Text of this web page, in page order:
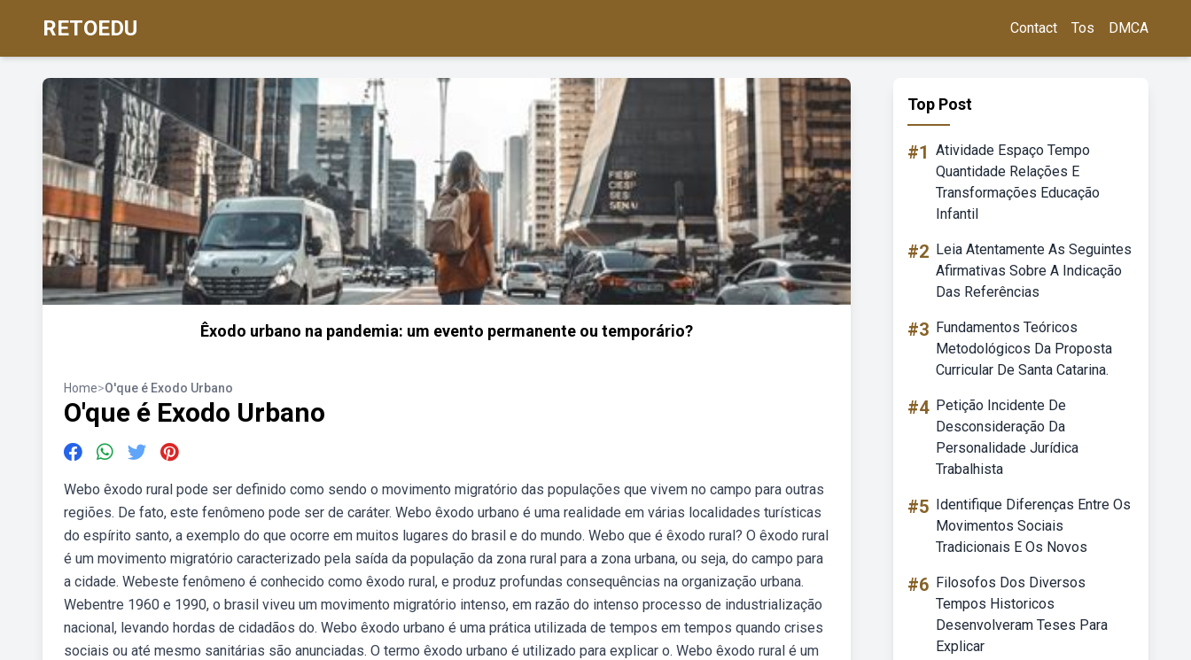
RETOEDU Contact Tos DMCA
Êxodo urbano na pandemia: um evento permanente ou temporário?
Home>O'que é Exodo Urbano
O'que é Exodo Urbano
Webo êxodo rural pode ser definido como sendo o movimento migratório das populações que vivem no campo para outras
regiões. De fato, este fenômeno pode ser de caráter. Webo êxodo urbano é uma realidade em várias localidades turísticas
do espírito santo, a exemplo do que ocorre em muitos lugares do brasil e do mundo. Webo que é êxodo rural? O êxodo rural
é um movimento migratório caracterizado pela saída da população da zona rural para a zona urbana, ou seja, do campo para
a cidade. Webeste fenômeno é conhecido como êxodo rural, e produz profundas consequências na organização urbana.
Webentre 1960 e 1990, o brasil viveu um movimento migratório intenso, em razão do intenso processo de industrialização
nacional, levando hordas de cidadãos do. Webo êxodo urbano é uma prática utilizada de tempos em tempos quando crises
sociais ou até mesmo sanitárias são anunciadas. O termo êxodo urbano é utilizado para explicar o. Webo êxodo rural é um
Top Post
#1 Atividade Espaço Tempo
Quantidade Relações E
Transformações Educação
Infantil
#2 Leia Atentamente As Seguintes
Afirmativas Sobre A Indicação
Das Referências
#3 Fundamentos Teóricos
Metodológicos Da Proposta
Curricular De Santa Catarina.
#4 Petição Incidente De
Desconsideração Da
Personalidade Jurídica
Trabalhista
#5 Identifique Diferenças Entre Os
Movimentos Sociais
Tradicionais E Os Novos
#6 Filosofos Dos Diversos
Tempos Historicos
Desenvolveram Teses Para
Explicar